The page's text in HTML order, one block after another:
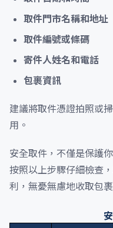
取件門市名稱和地址
取件編號或條碼
寄件人姓名和電話
包裹資訊
建議將取件憑證拍照或
用。
安全取件，不僅是保護
按照以上步驟仔細檢查
利，無憂無慮地收取包裹